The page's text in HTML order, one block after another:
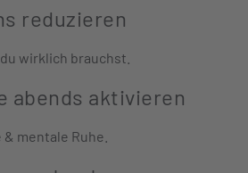
reduzieren
wirklich brauchst.
abends aktivieren
mentale Ruhe.